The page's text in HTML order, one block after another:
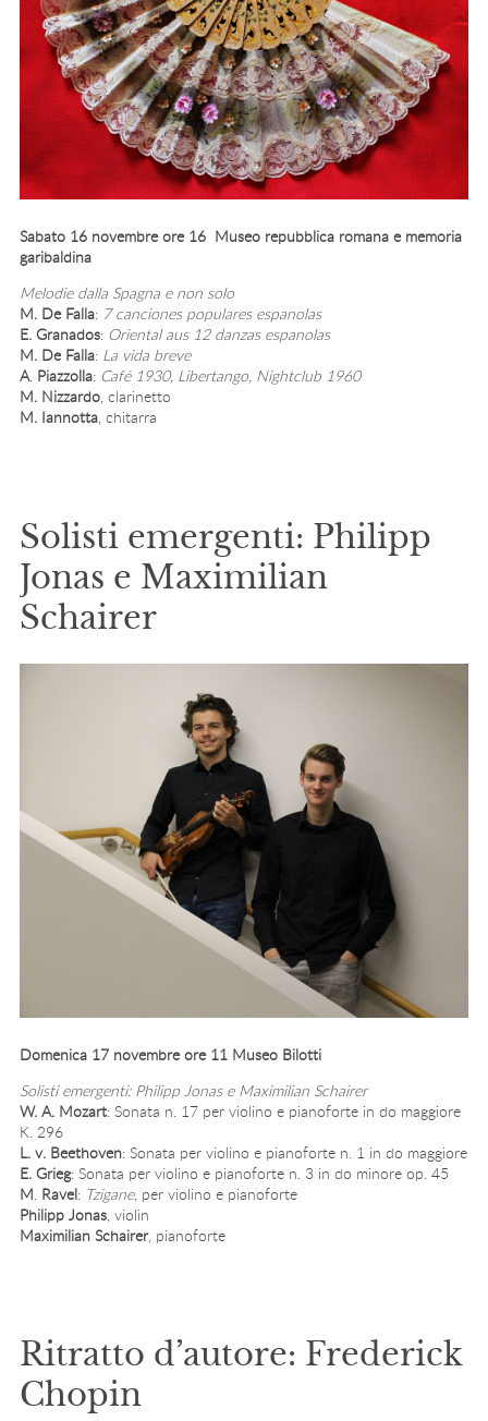
Sabato 16 novembre ore 16 Museo repubblica romana e memoria
garibaldina
Melodie dalla Spagna e non solo
M. De Falla: 7 canciones populares espanolas
E. Granados: Oriental aus 12 danzas espanolas
M. De Falla: La vida breve
A.Piazzolla: Café 1930, Libertango, Nightclub 1960
M. Nizzardo, clarinetto
M. Iannotta, chitarra
Solisti emergenti: Philipp
Jonas e Maximilian
Schairer
Domenica 17 novembre ore 11 Museo Bilotti
Solisti emergenti: Philipp Jonas e Maximilian Schairer
W. A. Mozart: Sonata n. 17 per violino e pianoforte in do maggiore
K. 296
L. v. Beethoven: Sonata per violino e pianoforte n. 1 in do maggiore
E. Grieg: Sonata per violino e pianoforte n. 3 in do minore op. 45
M. Ravel: Tzigane, per violino e pianoforte
Philipp Jonas, violin
Maximilian Schairer, pianoforte
Ritratto d’autore: Frederick
Chopin